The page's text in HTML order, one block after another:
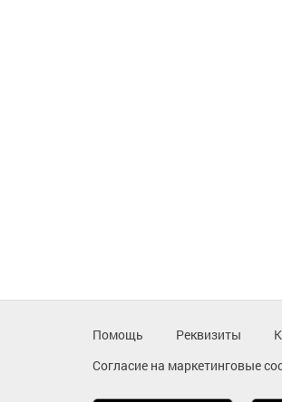
Помощь Реквизиты
Согласие на маркетинговые